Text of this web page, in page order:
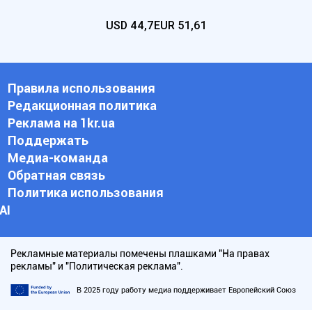
USD 44,7EUR 51,61
Правила использования
Редакционная политика
Реклама на 1kr.ua
Поддержать
Медиа-команда
Обратная связь
Политика использования
АI
Рекламные материалы помечены плашками "На правах
рекламы" и "Политическая реклама".
В 2025 году работу медиа поддерживает Европейский Союз